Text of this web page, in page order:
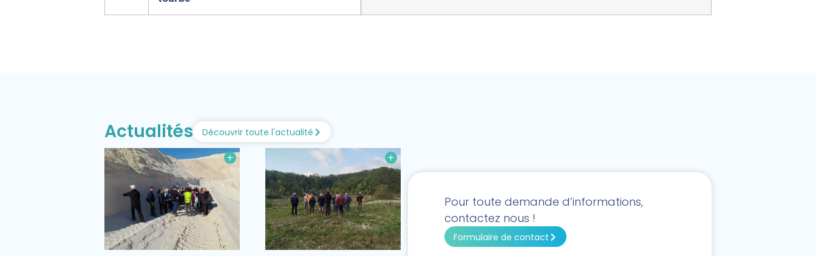
Actualités Découvrir toute l'actualité
Pour toute demande d’informations,
contactez nous !
Formulaire de contact